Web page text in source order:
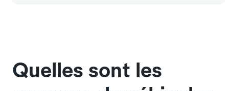
Quelles sont les